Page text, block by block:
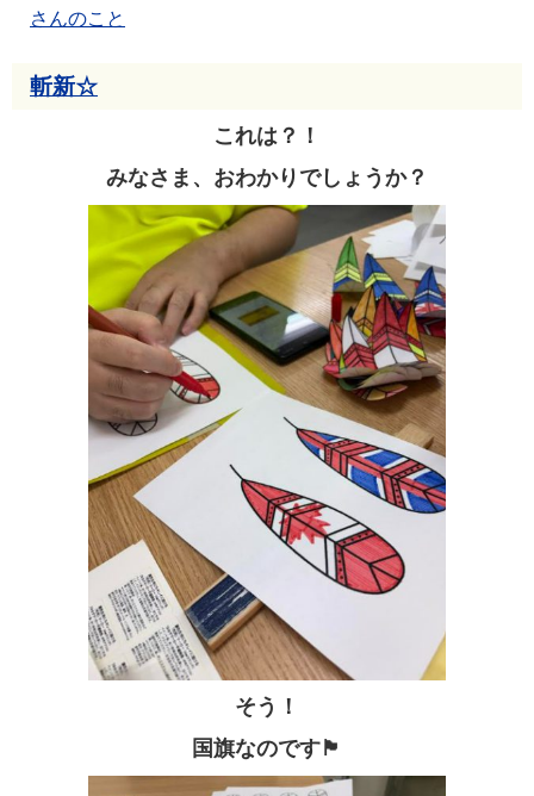
さんのこと
斬新☆
これは？！
みなさま、おわかりでしょうか？
そう！
国旗なのです🏴